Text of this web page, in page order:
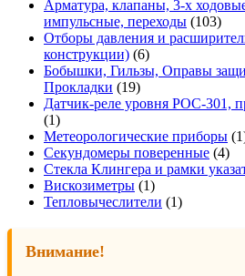
Арматура, клапаны, 3-х
импульсные, переходы 103103
Отборы давления и
конструкции) 66
товаров
Бобышки, Гильзы, Оправы
Прокладки
1919
товаров
Датчик-реле уровня РОС-301,
11
товар
Метеорологические приборы 1
Секундомеры поверенные 44
Стекла Клингера и рамки
Вискозиметры 11
товар
Тепловычеслители 11
Внимание!